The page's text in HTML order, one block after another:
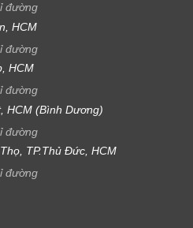
đường
HCM
đường
HCM
đường
HCM (Bình Dương)
đường
TP.Thủ Đức, HCM
đường